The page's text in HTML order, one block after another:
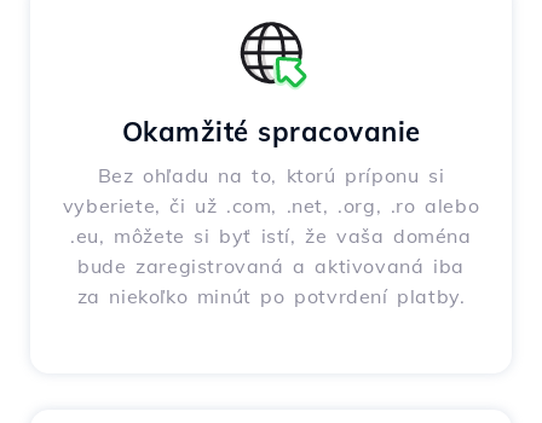
Okamžité spracovanie
Bez ohľadu na to, ktorú príponu si
vyberiete, či už .com, .net, .org, .ro alebo
.eu, môžete si byť istí, že vaša doména
bude zaregistrovaná a aktivovaná iba
za niekoľko minút po potvrdení platby.